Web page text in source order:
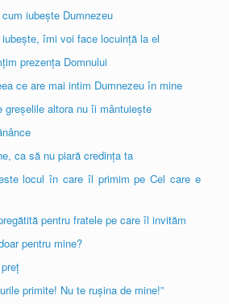
iubește Dumnezeu
îmi voi face locuință la el
prezența Domnului
ce are mai intim Dumnezeu în mine
greșelile altora nu îi mântuiește
ca să nu piară credința ta
locul în care îl primim pe Cel care e
pentru fratele pe care îl invităm
pentru mine?
primite! Nu te rușina de mine!”